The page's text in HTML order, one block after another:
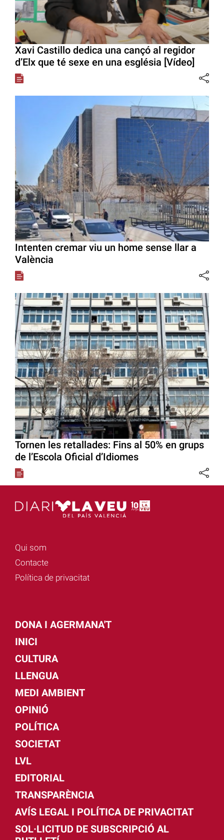
Xavi Castillo dedica una cançó al regidor
d’Elx que té sexe en una església [Vídeo]
Intenten cremar viu un home sense llar a
València
Tornen les retallades: Fins al 50% en grups
de l’Escola Oficial d’Idiomes
Qui som
Contacte
Política de privacitat
DONA I AGERMANA'T
INICI
CULTURA
LLENGUA
MEDI AMBIENT
OPINIÓ
POLÍTICA
SOCIETAT
LVL
EDITORIAL
TRANSPARÈNCIA
AVÍS LEGAL I POLÍTICA DE PRIVACITAT
SOL·LICITUD DE SUBSCRIPCIÓ AL